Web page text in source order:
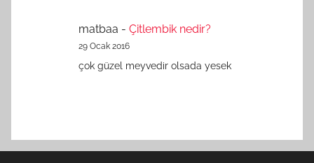
matbaa - Çitlembik nedir?
29 Ocak 2016
çok güzel meyvedir olsada yesek